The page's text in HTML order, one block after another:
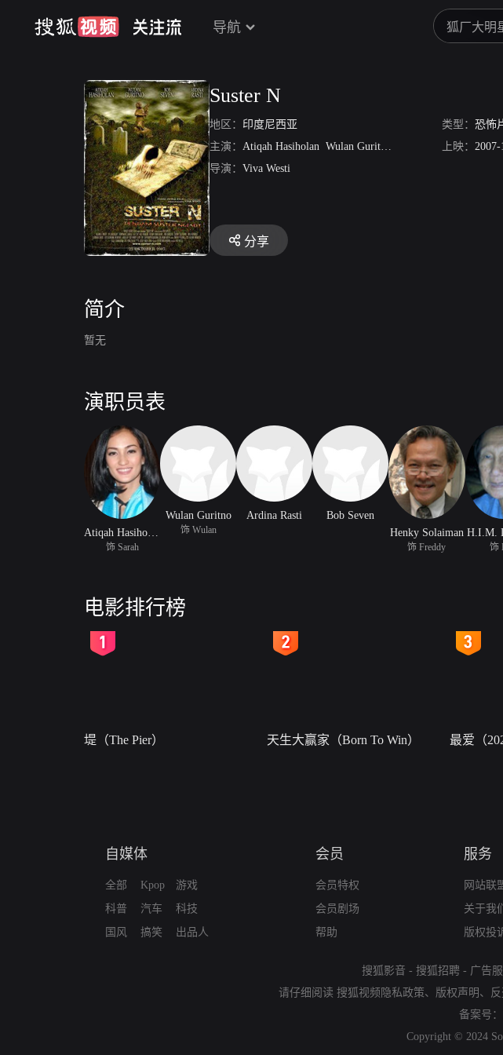
导航
Suster N
地区： 印度尼西亚 类型： 恐怖
主演： Atiqah Hasiholan Wulan Guritno Ardina Rasti Bob
上映： 2007-
导演： Viva Westi
分享
简介
暂无
演职员表
饰 Sarah
Wulan Guritno
饰 Wulan
Ardina Rasti
Bob Seven
Henky Solaiman
饰 Freddy
H.I.M.
饰
电影排行榜
堤（The Pier） 天生大赢家（Born To Win） 最爱（
自媒体
全部
科普
国风
Kpop
汽车
搞笑
游戏
科技
出品人
会员
会员特权
会员剧场
帮助
服务
网站联
关于我们
版权投
搜狐影音 - 搜狐招聘 - 广告
请仔细阅读 搜狐视频隐私政策、 版权声明 、
备案号：
Copyright © 2024